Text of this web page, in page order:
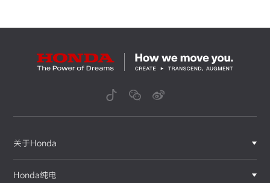
关于Honda
Honda纯电